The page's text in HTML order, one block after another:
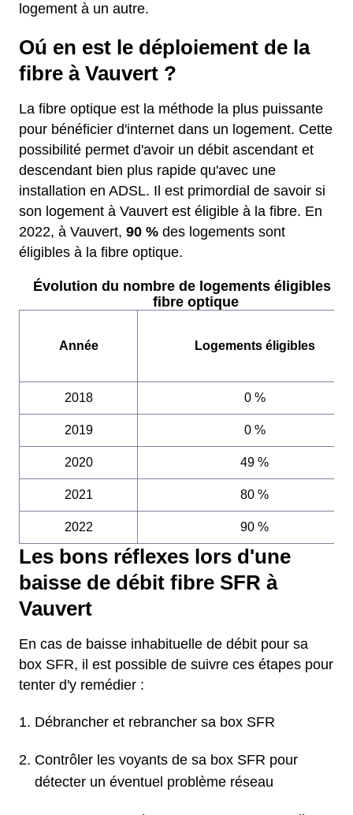
logement à un autre.
Oú en est le déploiement de la
fibre à Vauvert ?
La fibre optique est la méthode la plus puissante
pour bénéficier d'internet dans un logement. Cette
possibilité permet d'avoir un débit ascendant et
descendant bien plus rapide qu'avec une
installation en ADSL. Il est primordial de savoir si
son logement à Vauvert est éligible à la fibre. En
2022, à Vauvert, 90 % des logements sont
éligibles à la fibre optique.
Évolution du nombre de logements éligibles à
fibre optique
Année Logements éligibles
2018 0 %
2019 0 %
2020 49 %
2021 80 %
2022 90 %
Les bons réflexes lors d'une
baisse de débit fibre SFR à
Vauvert
En cas de baisse inhabituelle de débit pour sa
box SFR, il est possible de suivre ces étapes pour
tenter d'y remédier :
Débrancher et rebrancher sa box SFR
Contrôler les voyants de sa box SFR pour
détecter un éventuel problème réseau